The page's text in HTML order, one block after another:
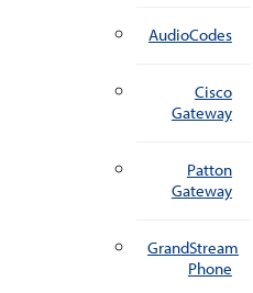
AudioCodes
Cisco
Gateway
Patton
Gateway
GrandStream
Phone